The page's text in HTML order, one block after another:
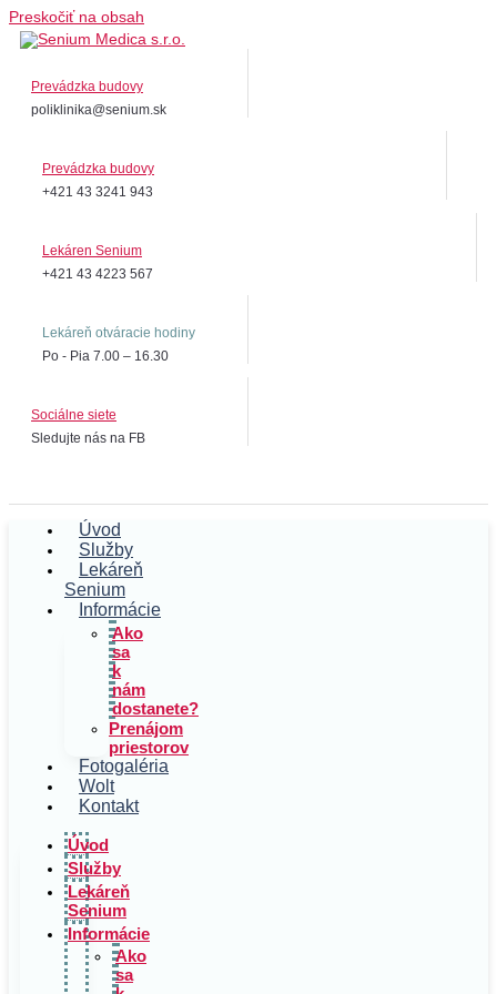
Preskočiť na obsah
Prevádzka budovy
poliklinika@senium.sk
Prevádzka budovy
+421 43 3241 943
Lekáren Senium
+421 43 4223 567
Lekáreň otváracie hodiny
Po - Pia 7.00 – 16.30
Sociálne siete
Sledujte nás na FB
Úvod
Služby
Lekáreň
Senium
Informácie
Ako
sa
k
nám
dostanete?
Prenájom
priestorov
Fotogaléria
Wolt
Kontakt
Úvod
Služby
Lekáreň
Senium
Informácie
Ako
sa